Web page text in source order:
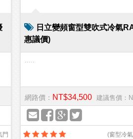
門
日立變頻窗型雙吹式冷氣
惠議價)
網路價： NT$34,500 建議售價：
(窗型冷氣